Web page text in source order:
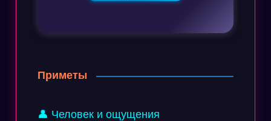
Приметы
👤 Человек и ощущения